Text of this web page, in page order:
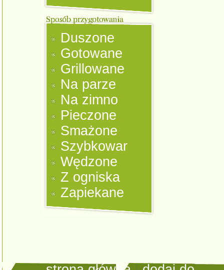
Duszone
Gotowane
Grillowane
Na parze
Na zimno
Pieczone
Smażone
Szybkowar
Wędzone
Z ogniska
Zapiekane